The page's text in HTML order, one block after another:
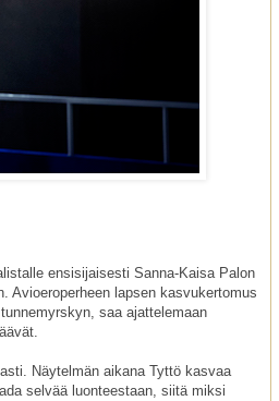
ensisijaisesti Sanna-Kaisa Palon
lapsen kasvukertomus
saa ajattelemaan
Näytelmän aikana Tyttö kasvaa
selvää luonteestaan, siitä miksi